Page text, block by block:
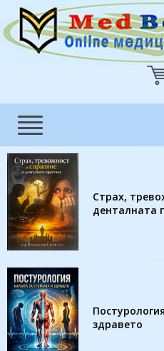
Страх,
денталната
здравето